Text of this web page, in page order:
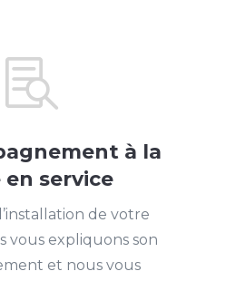

à la
en service
de votre
vous expliquons son
et nous vous